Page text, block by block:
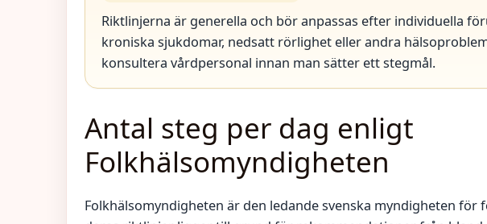
Riktlinjerna är generella och bör anpassas efter individuella
kroniska sjukdomar, nedsatt rörlighet eller andra
konsultera vårdpersonal innan man sätter ett stegmål.
Antal steg per dag enligt
Folkhälsomyndigheten
Folkhälsomyndigheten är den ledande svenska myndigheten för